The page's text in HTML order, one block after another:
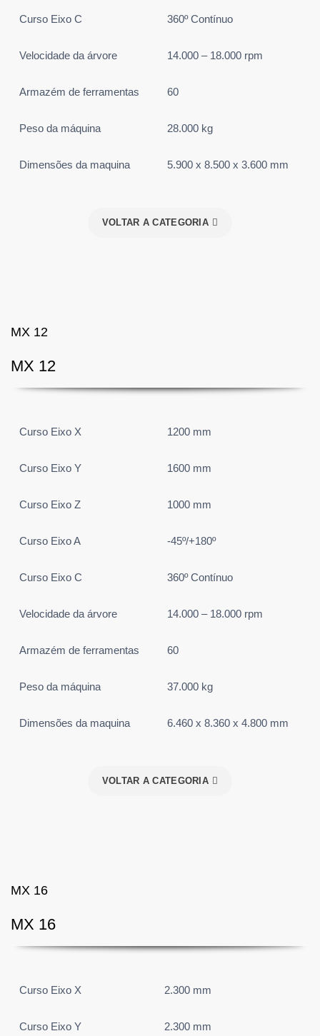
Curso Eixo C 360º Contínuo
Velocidade da árvore 14.000 – 18.000 rpm
Armazém de ferramentas 60
Peso da máquina 28.000 kg
Dimensões da maquina 5.900 x 8.500 x 3.600 mm
VOLTAR A CATEGORIA
MX 12
MX 12
Curso Eixo X 1200 mm
Curso Eixo Y 1600 mm
Curso Eixo Z 1000 mm
Curso Eixo A -45º/+180º
Curso Eixo C 360º Contínuo
Velocidade da árvore 14.000 – 18.000 rpm
Armazém de ferramentas 60
Peso da máquina 37.000 kg
Dimensões da maquina 6.460 x 8.360 x 4.800 mm
VOLTAR A CATEGORIA
MX 16
MX 16
Curso Eixo X 2.300 mm
Curso Eixo Y 2.300 mm